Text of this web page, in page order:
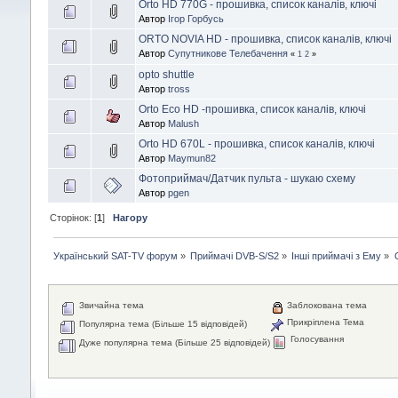
Orto HD 770G - прошивка, список каналів, ключі
Автор Ігор Горбусь
ORTO NOVIA HD - прошивка, список каналів, ключі
Автор Супутникове Телебачення « 1 2»
opto shuttle
Автор tross
Orto Eco HD -прошивка, список каналів, ключі
Автор Malush
Orto HD 670L - прошивка, список каналів, ключі
Автор Maymun82
Фотоприймач/Датчик пульта - шукаю схему
Автор pgen
Сторінок: [1] Нагору
Український SAT-TV форум » Приймачі DVB-S/S2 » Інші приймачі з Ему »
Звичайна тема
Популярна тема (Більше 15 відповідей)
Дуже популярна тема (Більше 25 відповідей)
Заблокована тема
Прикріплена Тема
Голосування